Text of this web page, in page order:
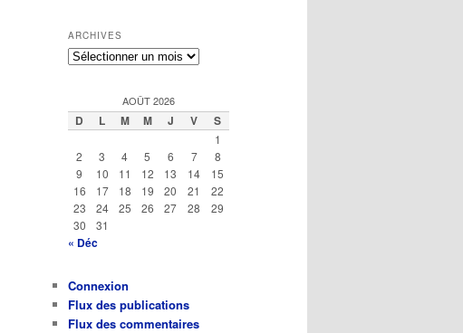
ARCHIVES
Archives
AOÛT 2026
D L M M J V S
1
2
3 4 5 6 7
8
9
10 11 12 13 14
15
16
17 18 19 20 21
22
23
24 25 26 27 28
29
30
31
« Déc
Connexion
Flux des publications
Flux des commentaires